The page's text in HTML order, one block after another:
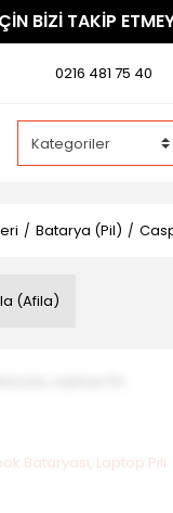
BİZİ TAKİP
0216 481 75 40
Batarya (Pil)
(Afila)